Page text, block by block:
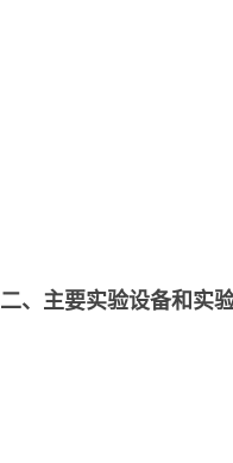
二、主要实验设备和实